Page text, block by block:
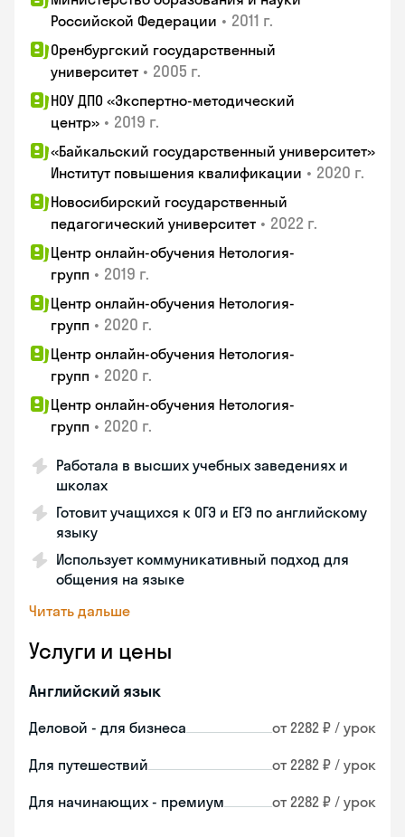
Российской Федерации • 2011 г.
Оренбургский государственный
университет • 2005 г.
НОУ ДПО «Экспертно-методический
центр» • 2019 г.
«Байкальский государственный университет»
Институт повышения квалификации • 2020 г.
Новосибирский государственный
педагогический университет • 2022 г.
Центр онлайн-обучения Нетология-
групп • 2019 г.
Центр онлайн-обучения Нетология-
групп • 2020 г.
Центр онлайн-обучения Нетология-
групп • 2020 г.
Центр онлайн-обучения Нетология-
групп • 2020 г.
Работала в высших учебных заведениях и
школах
Готовит учащихся к ОГЭ и ЕГЭ по английскому
языку
Использует коммуникативный подход для
общения на языке
Читать дальше
Услуги и цены
Английский язык
Деловой - для бизнеса от 2282 ₽ / урок
Для путешествий от 2282 ₽ / урок
Для начинающих - премиум от 2282 ₽ / урок